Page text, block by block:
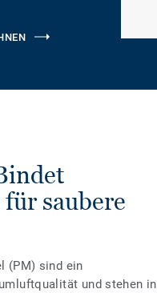
saubere
(PM) sind ein
und stehen in